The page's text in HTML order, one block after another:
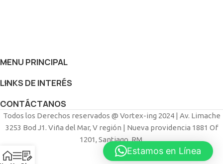
MENU PRINCIPAL
LINKS DE INTERÉS
CONTÁCTANOS
Todos los Derechos reservados @ Vortex-ing 2024 | Av. Limache
3253 Bod J1. Viña del Mar, V región | Nueva providencia 1881 Of
1201, Santiago, RM.
Estamos en Línea